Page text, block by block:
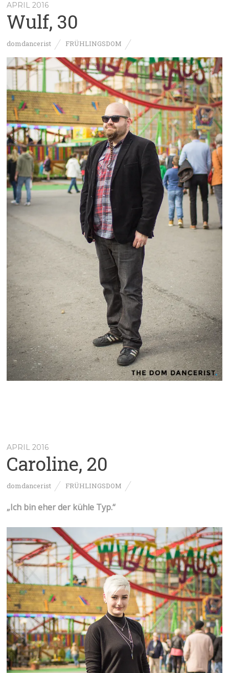
APRIL 2016
Wulf, 30
domdancerist FRÜHLINGSDOM
APRIL 2016
Caroline, 20
domdancerist FRÜHLINGSDOM
„Ich bin eher der kühle Typ.“